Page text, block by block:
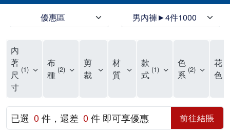
優惠區 男內褲►4件1000
三花男內褲提供最平實好搭的男內褲選擇。採用高品質原料製成，三花男內褲擁有絕佳彈性與透氣度，怎麼穿都舒適不用擔心造成肌膚困擾，立體剪裁全面大升級，滿意度百分百。
三花男內褲是男生首選品牌，適合休閒與運動。彈性好，人體工學剪裁，立體效果佳，舒適感大提升，魅力指數破表！
市佔率高達50年！三花專注設計，提升舒適與耐用，針對亞洲男性剪裁，大動作不卡襠。
三花男內褲採用優質棉料製成，褲身擁有超過千個散熱孔，吸汗透氣，柔順舒適，解決一般男內褲的悶熱問題。針對亞洲男性體型的立體剪裁設計，告別卡襠煩惱，自如大動作。三花男內褲市佔率高，專注製造與開發超過50年，提升舒適度與耐用性，深受網友推崇。五片式剪裁設計，適合各種身形及風格，給予肌膚前所未有的透氣舒適體驗。
【心情閒聊】男內褲的一些小心得?! 身為一名廣告代理商的社群小編，每次接到新客戶都需做好充足的產業功課，以免在撰寫廣告時顯得膚淺。美妝和流行服飾的客戶總讓我感到一點小確幸，因為可以搶先試用到新產品，或請客戶幫忙以員工價購買商品，讓人有中獎的小喜悅。 這次的客戶卻是-男內褲! 男內褲! 男內褲! 由於是第一次接觸這類產品，所以特地重複三次來表達內心的震驚。因為獨處時間較長，對於男內褲的研究多少有些害羞。因而硬著頭皮買了好幾件男內褲進行研究。 家裡沒有兄弟，也沒有可以直接聊男內褲的男性朋友，自己去買男內褲真的需要一些勇氣。我感謝現在的高科技網購，讓我不用親自到店面盯著男內褲看，也能輕鬆購買到不同種類的男內褲，真是感恩網路! 在Google搜尋 ""男內褲""，瞬間出現許多品牌，男內褲的世界真是博大精深呢。我開始扮演男內褲研究生，對男內褲進行分類：從長短、高低中腰到情趣男內褲，各式各樣應有盡有。好險此次的客戶是比較中規中矩的，情趣類的男內褲不在研究範圍，不然一直盯著穿內褲的模特兒看也太難為情了。 男內褲的設計功能其實不亞於女生內衣。由於男生身體結構的關係，需要更細心的設計。市面上較大的品牌有老牌的三花、三槍、宜而爽等，還有大手筆請代言人的CK、PLAYBOY等品牌。要選男內褲，實在需要下些功夫。 我將男內褲分為兩個面向：花色和功能設計。選擇男內褲的花色非常重要，因為能看出個人的品味和對內外搭配的重視程度。宅男們穿著50歲阿伯的花色內褲，或是穿白褲子搭配大黑色內褲，都是不OK的搭配。 功能設計則是對重要部位的保?。為了確保舒適性，有的內褲設計了開襟方便上廁所，有的設計了專屬囊袋固定，更有五片立體剪裁，或者強調視覺效果的內褲。這些設計不僅滿足基本的生理需求，更進階到心靈上的滿足。 以往從未想過要認真研究男內褲，直到這次工作的契機才真正了解男內褲的繁複。男內褲花色多樣，研究起來花費了不少時間。與男內褲客戶窗口交流，我這個女專案可能會有一段尷尬期，希望自己討論時不會笑場。雖然我無法真正體驗男內褲的全部功能，但透過揣測和客戶專業的回答，依然探詢到了許多有趣的現象。 某些網友反應某些國外品牌的男內褲不好穿，可能因為這些品牌是按照西方身材比例製造，不太適合台灣男性。同樣的現象也出現在女性內衣上，所以選擇適合自己的內褲才是最重要的。 以上只是我的心情抒發，沒有針對任何一家男內褲品牌，歡迎更多對男內褲有興趣的朋友加入研究行列！"
內
著
尺
寸
1
布
種 2
剪
裁
材
質
款
式 1
色
系 2
花
色
已選 0件，還差 0件 即可享優惠 前往結賬